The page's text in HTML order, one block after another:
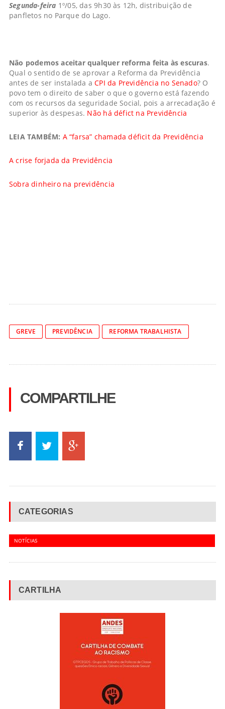
Segunda-feira 1º/05, das 9h30 às 12h, distribuição de
panfletos no Parque do Lago.
Não podemos aceitar qualquer reforma feita às escuras.
Qual o sentido de se aprovar a Reforma da Previdência
antes de ser instalada aCPI da Previdência no Senado? O
povo tem o direito de saber o que o governo está fazendo
com os recursos da seguridade Social, pois a arrecadação é
superior às despesas. Não há défict na Previdência
LEIA TAMBÉM: A “farsa” chamada déficit da Previdência
A crise forjada da Previdência
Sobra dinheiro na previdência
GREVE PREVIDÊNCIA REFORMA TRABALHISTA
COMPARTILHE
CATEGORIAS
NOTÍCIAS
CARTILHA